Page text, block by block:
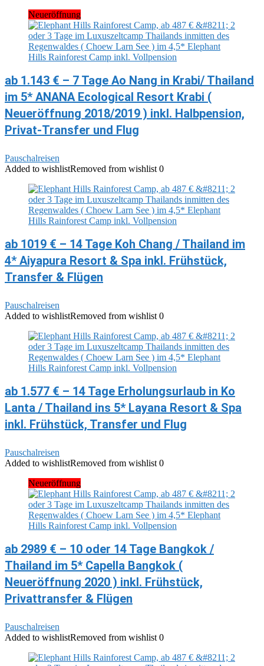
Neueröffnung
ab 1.143 € – 7 Tage Ao Nang in Krabi/ Thailand
im 5* ANANA Ecological Resort Krabi (
Neueröffnung 2018/2019 ) inkl. Halbpension,
Privat-Transfer und Flug
Pauschalreisen
Added to wishlistRemoved from wishlist 0
ab 1019 € – 14 Tage Koh Chang / Thailand im
4* Aiyapura Resort & Spa inkl. Frühstück,
Transfer & Flügen
Pauschalreisen
Added to wishlistRemoved from wishlist 0
ab 1.577 € – 14 Tage Erholungsurlaub in Ko
Lanta / Thailand ins 5* Layana Resort & Spa
inkl. Frühstück, Transfer und Flug
Pauschalreisen
Added to wishlistRemoved from wishlist 0
Neueröffnung
ab 2989 € – 10 oder 14 Tage Bangkok /
Thailand im 5* Capella Bangkok (
Neueröffnung 2020 ) inkl. Frühstück,
Privattransfer & Flügen
Pauschalreisen
Added to wishlistRemoved from wishlist 0